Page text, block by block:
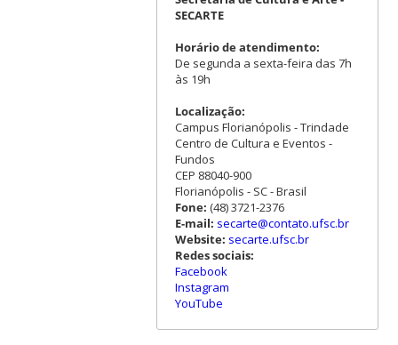
SECARTE
Horário de atendimento:
De segunda a sexta-feira das 7h
às 19h
Localização:
Campus Florianópolis - Trindade
Centro de Cultura e Eventos -
Fundos
CEP 88040-900
Florianópolis - SC - Brasil
Fone: (48) 3721-2376
E-mail: secarte@contato.ufsc.br
Website: secarte.ufsc.br
Redes sociais:
Facebook
Instagram
YouTube